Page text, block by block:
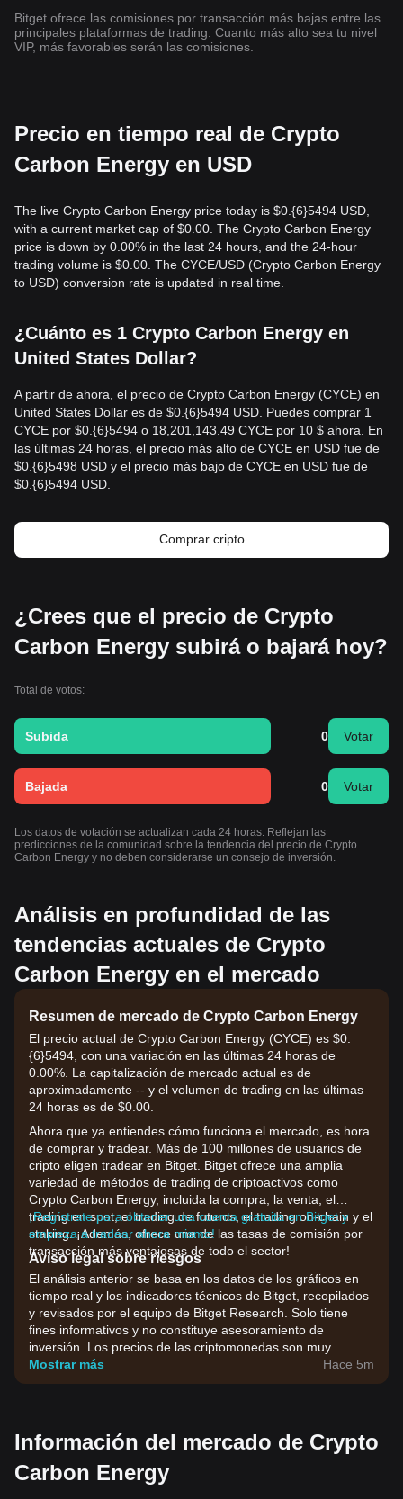
Bitget ofrece las comisiones por transacción más bajas entre las
principales plataformas de trading. Cuanto más alto sea tu nivel
VIP, más favorables serán las comisiones.
Precio en tiempo real de Crypto
Carbon Energy en USD
The live Crypto Carbon Energy price today is $0.{​6}5494 USD,
with a current market cap of $0.00. The Crypto Carbon Energy
price is down by 0.00% in the last 24 hours, and the 24-hour
trading volume is $0.00. The CYCE/USD (Crypto Carbon Energy
to USD) conversion rate is updated in real time.
¿Cuánto es 1 Crypto Carbon Energy en
United States Dollar?
A partir de ahora, el precio de Crypto Carbon Energy (CYCE) en
United States Dollar es de $0.{​6}5494 USD. Puedes comprar 1
CYCE por $0.{​6}5494 o 18,201,143.49 CYCE por 10 $ ahora. En
las últimas 24 horas, el precio más alto de CYCE en USD fue de
$0.{​6}5498 USD y el precio más bajo de CYCE en USD fue de
$0.{​6}5494 USD.
Comprar cripto
¿Crees que el precio de Crypto
Carbon Energy subirá o bajará hoy?
Total de votos:
Subida 0 Votar
Bajada 0 Votar
Los datos de votación se actualizan cada 24 horas. Reflejan las
predicciones de la comunidad sobre la tendencia del precio de Crypto
Carbon Energy y no deben considerarse un consejo de inversión.
Análisis en profundidad de las
tendencias actuales de Crypto
Carbon Energy en el mercado
Resumen de mercado de Crypto Carbon Energy
El precio actual de Crypto Carbon Energy (CYCE) es $0.
{6}5494, con una variación en las últimas 24 horas de
0.00%. La capitalización de mercado actual es de
aproximadamente -- y el volumen de trading en las últimas
24 horas es de $0.00.
Ahora que ya entiendes cómo funciona el mercado, es hora
de comprar y tradear. Más de 100 millones de usuarios de
cripto eligen tradear en Bitget. Bitget ofrece una amplia
variedad de métodos de trading de criptoactivos como
Crypto Carbon Energy, incluida la compra, la venta, el
trading en spot, el trading de futuros, el trading on-chain y el
staking. ¡Además, ofrece una de las tasas de comisión por
transacción más ventajosas de todo el sector!
¡Regístrate para obtener una cuenta gratuita en Bitget y
empieza a tradear ahora mismo!
Aviso legal sobre riesgos
El análisis anterior se basa en los datos de los gráficos en
tiempo real y los indicadores técnicos de Bitget, recopilados
y revisados por el equipo de Bitget Research. Solo tiene
fines informativos y no constituye asesoramiento de
inversión. Los precios de las criptomonedas son muy
volátiles. Toma tus decisiones de inversión en función de tu
tolerancia al riesgo.
Mostrar más Hace 5m
Información del mercado de Crypto
Carbon Energy